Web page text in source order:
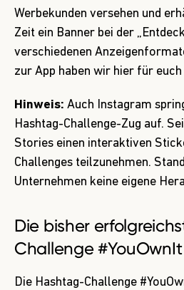
Werbekunden versehen und
Zeit ein Banner bei der
verschiedenen
zur App haben wir hier für
Hinweis: Auch Instagram
Hashtag-Challenge-Zug auf.
Stories einen interaktiven
Challenges teilzunehmen.
Unternehmen keine eigene
Die bisher
Challenge #YouOwnIt
Die Hashtag-Challenge